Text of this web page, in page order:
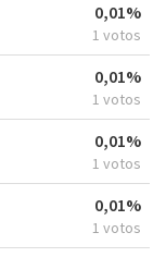
0,01%
1 votos
0,01%
1 votos
0,01%
1 votos
0,01%
1 votos